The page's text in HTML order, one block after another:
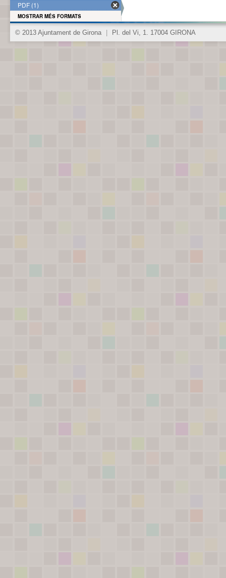
PDF (1)
MOSTRAR MÉS FORMATS
© 2013 Ajuntament de Girona Pl. del Vi, 1. 17004 GIRONA